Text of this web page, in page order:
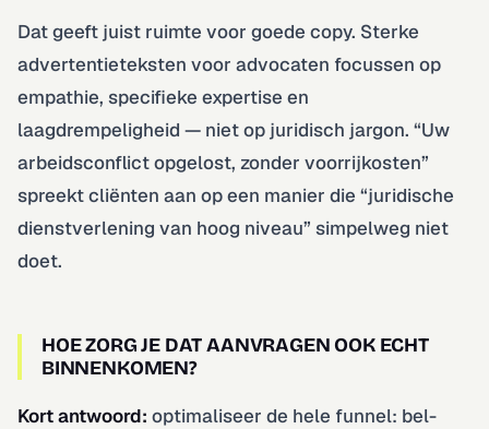
Dat geeft juist ruimte voor goede copy. Sterke
advertentieteksten voor advocaten focussen op
empathie, specifieke expertise en
laagdrempeligheid — niet op juridisch jargon. “Uw
arbeidsconflict opgelost, zonder voorrijkosten”
spreekt cliënten aan op een manier die “juridische
dienstverlening van hoog niveau” simpelweg niet
doet.
HOE ZORG JE DAT AANVRAGEN OOK ECHT
BINNENKOMEN?
Kort antwoord: optimaliseer de hele funnel: bel-